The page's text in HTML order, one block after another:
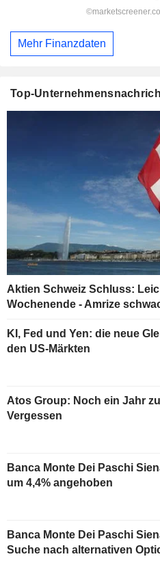
Mehr Finanzdaten
Top-
Aktien Schweiz Schluss:
Wochenende - Amrize
KI, Fed und Yen: die neue
den US-Märkten
Atos Group: Noch ein Jahr
Vergessen
Banca Monte Dei Paschi
um 4,4% angehoben
Banca Monte Dei Paschi
Suche nach alternativen